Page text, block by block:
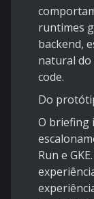
runtimes
backend,
natural
code.
Do
O briefing
Run e